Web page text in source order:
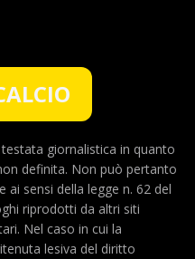
giornalistica in quanto
definita. Non può pertanto
sensi della legge n. 62 del
riprodotti da altri siti
Nel caso in cui la
lesiva del diritto